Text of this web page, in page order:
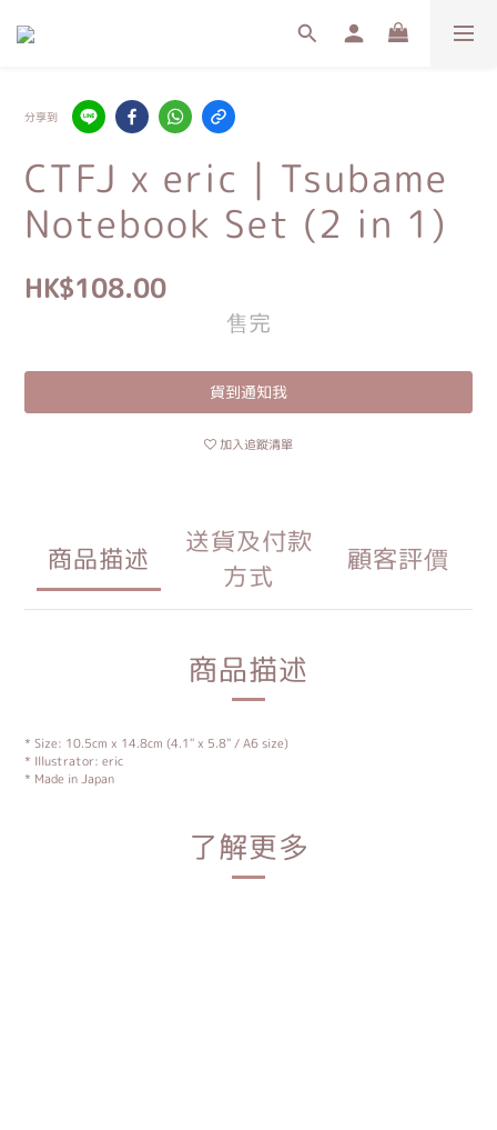
分享到
CTFJ x eric｜Tsubame
Notebook Set (2 in 1)
HK$108.00
售完
貨到通知我
加入追蹤清單
商品描述
送貨及付款
方式
顧客評價
商品描述
* Size: 10.5cm x 14.8cm (4.1" x 5.8" / A6 size)
* Illustrator: eric
* Made in Japan
了解更多